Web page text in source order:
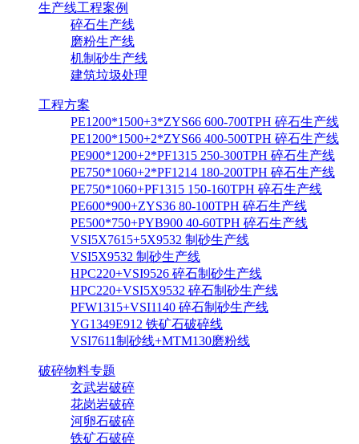
生产线工程案例
碎石生产线
磨粉生产线
机制砂生产线
建筑垃圾处理
工程方案
PE1200*1500+3*ZYS66 600-700TPH 碎石生产线
PE1200*1500+2*ZYS66 400-500TPH 碎石生产线
PE900*1200+2*PF1315 250-300TPH 碎石生产线
PE750*1060+2*PF1214 180-200TPH 碎石生产线
PE750*1060+PF1315 150-160TPH 碎石生产线
PE600*900+ZYS36 80-100TPH 碎石生产线
PE500*750+PYB900 40-60TPH 碎石生产线
VSI5X7615+5X9532 制砂生产线
VSI5X9532 制砂生产线
HPC220+VSI9526 碎石制砂生产线
HPC220+VSI5X9532 碎石制砂生产线
PFW1315+VSI1140 碎石制砂生产线
YG1349E912 铁矿石破碎线
VSI7611制砂线+MTM130磨粉线
破碎物料专题
玄武岩破碎
花岗岩破碎
河卵石破碎
铁矿石破碎